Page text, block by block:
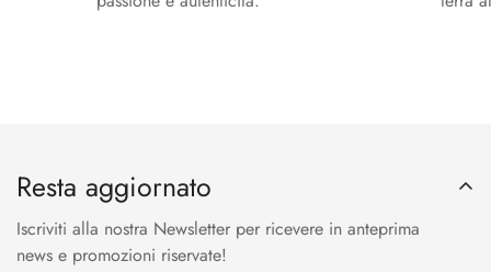
Resta aggiornato
Iscriviti alla nostra Newsletter per ricevere in anteprima
news e promozioni riservate!